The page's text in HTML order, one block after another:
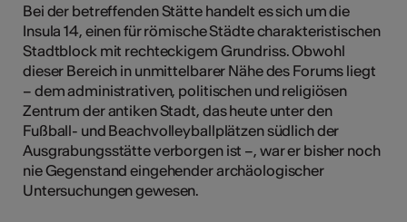
Bei der betreffenden Stätte handelt es sich um die
Insula 14, einen für römische Städte charakteristischen
Stadtblock mit rechteckigem Grundriss. Obwohl
dieser Bereich in unmittelbarer Nähe des Forums liegt
– dem administrativen, politischen und religiösen
Zentrum der antiken Stadt, das heute unter den
Fußball- und Beachvolleyballplätzen südlich der
Ausgrabungsstätte verborgen ist –, war er bisher noch
nie Gegenstand eingehender archäologischer
Untersuchungen gewesen.